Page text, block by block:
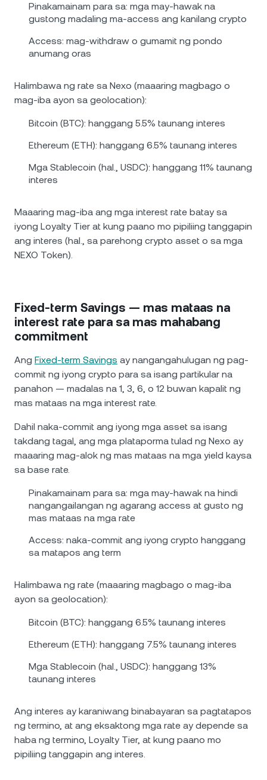
Pinakamainam para sa: mga may-hawak na
gustong madaling ma-access ang kanilang crypto
Access: mag-withdraw o gumamit ng pondo
anumang oras
Halimbawa ng rate sa Nexo (maaaring magbago o
mag-iba ayon sa geolocation):
Bitcoin (BTC): hanggang 5.5% taunang interes
Ethereum (ETH): hanggang 6.5% taunang interes
Mga Stablecoin (hal., USDC): hanggang 11% taunang
interes
Maaaring mag-iba ang mga interest rate batay sa
iyong Loyalty Tier at kung paano mo pipiliing tanggapin
ang interes (hal., sa parehong crypto asset o sa mga
NEXO Token).
Fixed-term Savings — mas mataas na
interest rate para sa mas mahabang
commitment
Ang Fixed-term Savings ay nangangahulugan ng pag-
commit ng iyong crypto para sa isang partikular na
panahon — madalas na 1, 3, 6, o 12 buwan kapalit ng
mas mataas na mga interest rate.
Dahil naka-commit ang iyong mga asset sa isang
takdang tagal, ang mga plataporma tulad ng Nexo ay
maaaring mag-alok ng mas mataas na mga yield kaysa
sa base rate.
Pinakamainam para sa: mga may-hawak na hindi
nangangailangan ng agarang access at gusto ng
mas mataas na mga rate
Access: naka-commit ang iyong crypto hanggang
sa matapos ang term
Halimbawa ng rate (maaaring magbago o mag-iba
ayon sa geolocation):
Bitcoin (BTC): hanggang 6.5% taunang interes
Ethereum (ETH): hanggang 7.5% taunang interes
Mga Stablecoin (hal., USDC): hanggang 13%
taunang interes
Ang interes ay karaniwang binabayaran sa pagtatapos
ng termino, at ang eksaktong mga rate ay depende sa
haba ng termino, Loyalty Tier, at kung paano mo
pipiliing tanggapin ang interes.